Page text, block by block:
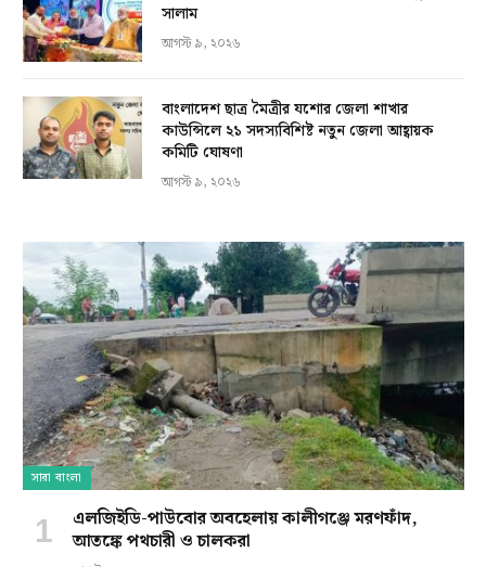
সালাম
আগস্ট ৯, ২০২৬
বাংলাদেশ ছাত্র মৈত্রীর যশোর জেলা শাখার
কাউন্সিলে ২১ সদস্যবিশিষ্ট নতুন জেলা আহ্বায়ক
কমিটি ঘোষণা
আগস্ট ৯, ২০২৬
সারা বাংলা
এলজিইডি-পাউবোর অবহেলায় কালীগঞ্জে মরণফাঁদ,
আতঙ্কে পথচারী ও চালকরা